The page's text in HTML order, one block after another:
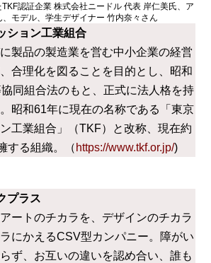
認証企業 株式会社ニードル 代表 岸仁美氏、ア
モデル、学生デザイナー 竹内奈々さん
ション工業組合
製品の製造業を営む中小企業の経営
合理化を図ることを目的とし、昭和
同組合法のもと、正式に法人格を持
昭和61年に現在の名称である「東京
工業組合」（TKF）と改称、現在約
する組織。（ https://www.tkf.or.jp/)
プラス
ートのチカラを、デザインのチカラ
にかえるCSV型カンパニー。障がい
ず、お互いの違いを認め合い、誰も